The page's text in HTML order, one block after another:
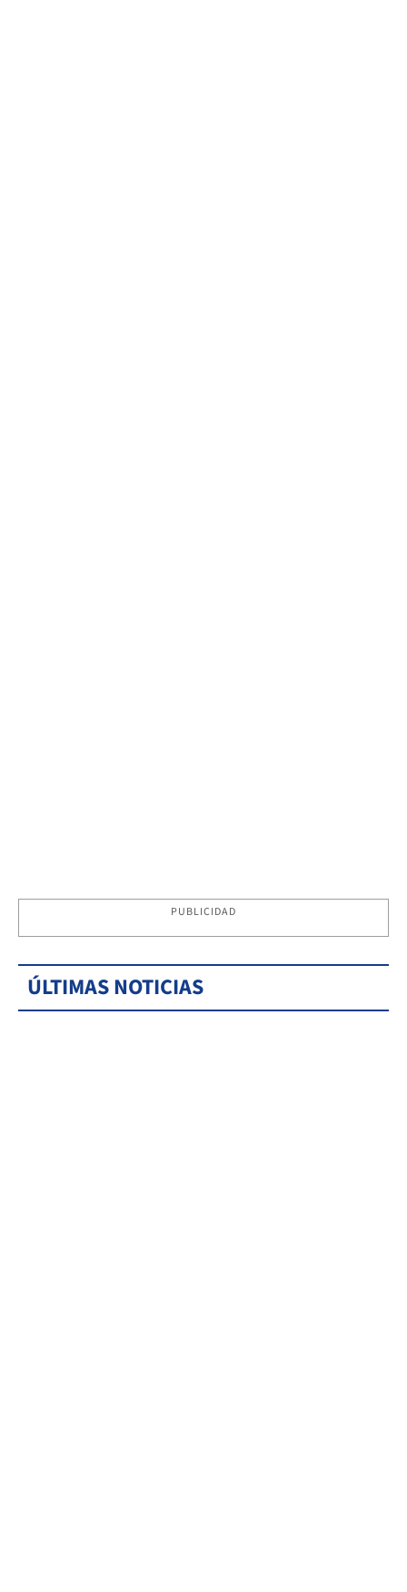
PUBLICIDAD
ÚLTIMAS NOTICIAS